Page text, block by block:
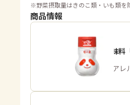
※野菜摂取量はきのこ類・いも類を
商品情報
うま味調味料
商品・アレ